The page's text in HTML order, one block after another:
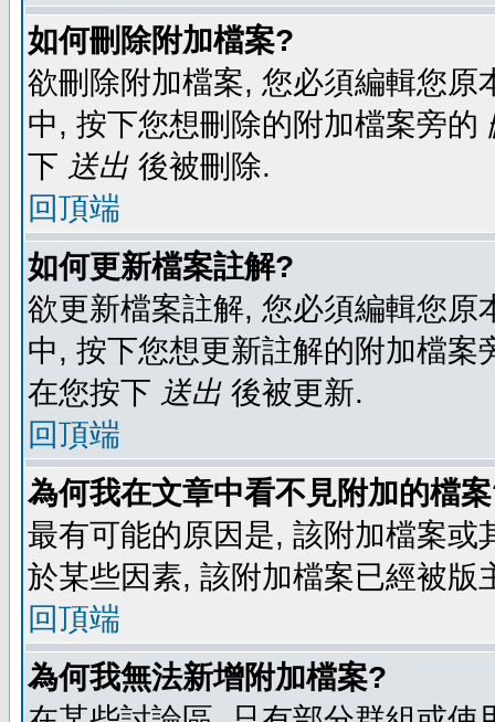
如何刪除附加檔案?
欲刪除附加檔案, 您必須編輯您
中, 按下您想刪除的附加檔案旁的
下 送出 後被刪除.
回頂端
如何更新檔案註解?
欲更新檔案註解, 您必須編輯您
中, 按下您想更新註解的附加檔案
在您按下 送出 後被更新.
回頂端
為何我在文章中看不見附加的檔
最有可能的原因是, 該附加檔案
於某些因素, 該附加檔案已經被版
回頂端
為何我無法新增附加檔案?